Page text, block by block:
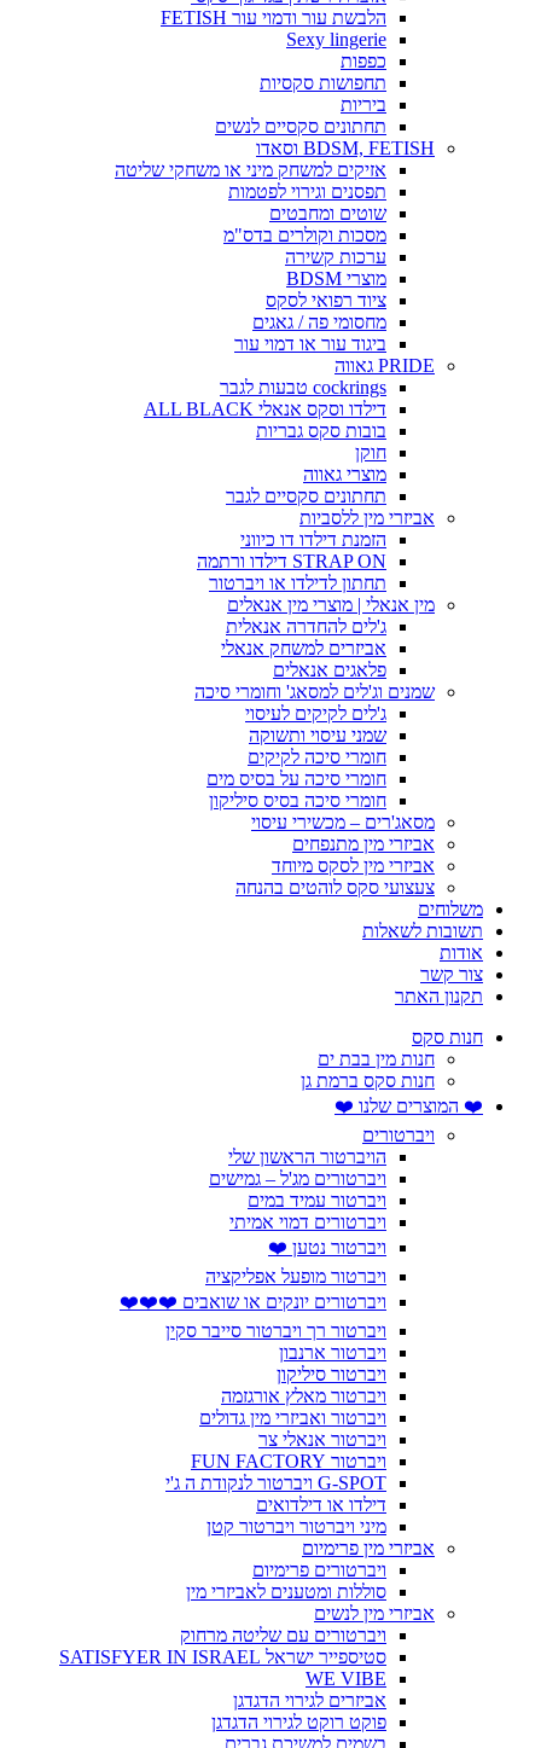
הלבשת עור ודמוי עור FETISH
Sexy lingerie
כפפות
תחפושות סקסיות
ביריות
תחתונים סקסיים לנשים
BDSM, FETISH וסאדו
אזיקים למשחק מיני או משחקי שליטה
תפסנים וגירוי לפטמות
שוטים ומחבטים
מסכות וקולרים בדס"מ
ערכות קשירה
מוצרי BDSM
ציוד רפואי לסקס
מחסומי פה / גאגים
ביגוד עור או דמוי עור
PRIDE גאווה
cockrings טבעות לגבר
דילדו וסקס אנאלי ALL BLACK
בובות סקס גבריות
חוקן
מוצרי גאווה
תחתונים סקסיים לגבר
אביזרי מין ללסביות
הזמנת דילדו דו כיווני
STRAP ON דילדו ורתמה
תחתון לדילדו או ויברטור
מין אנאלי | מוצרי מין אנאלים
ג'לים להחדרה אנאלית
אביזרים למשחק אנאלי
פלאגים אנאלים
שמנים וג'לים למסאג' וחומרי סיכה
ג'לים לקיקים לעיסוי
שמני עיסוי ותשוקה
חומרי סיכה לקיקים
חומרי סיכה על בסיס מים
חומרי סיכה בסיס סיליקון
מסאג'רים – מכשירי עיסוי
אביזרי מין מתנפחים
אביזרי מין לסקס מיוחד
צעצועי סקס לוהטים בהנחה
משלוחים
תשובות לשאלות
אודות
צור קשר
תקנון האתר
חנות סקס
חנות מין בבת ים
חנות סקס ברמת גן
❤️ המוצרים שלנו ❤️
ויברטורים
הויברטור הראשון שלי
ויברטורים מג'ל – גמישים
ויברטור עמיד במים
ויברטורים דמוי אמיתי
ויברטור נטען ❤️
ויברטור מופעל אפליקציה
ויברטורים יונקים או שואבים ❤️❤️❤️
ויברטור רך ויברטור סייבר סקין
ויברטור ארנבון
ויברטור סיליקון
ויברטור מאלץ אורגזמה
ויברטור ואביזרי מין גדולים
ויברטור אנאלי צר
ויברטור FUN FACTORY
G-SPOT ויברטור לנקודת ה ג'י
דילדו או דילדואים
מיני ויברטור ויברטור קטן
אביזרי מין פרימיום
ויברטורים פרימיום
סוללות ומטענים לאביזרי מין
אביזרי מין לנשים
ויברטורים עם שליטה מרחוק
סטיספייר ישראל SATISFYER IN ISRAEL
WE VIBE
אביזרים לגירוי הדגדגן
פוקט רוקט לגירוי הדגדגן
בשמים למשיכת גברים